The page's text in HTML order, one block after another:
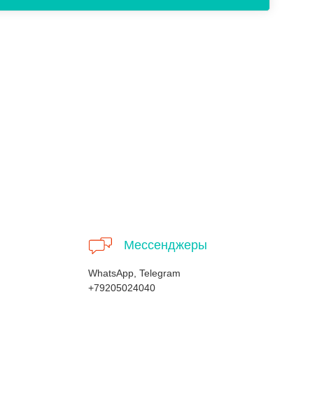
Мессенджеры
WhatsApp, Telegram
+79205024040